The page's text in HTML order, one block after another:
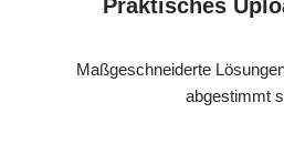
Praktisches
Maßgeschneiderte
abgestimmt